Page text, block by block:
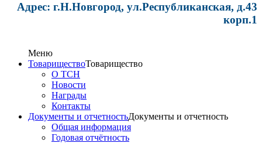
Адрес: г.Н.Новгород, ул.Республиканская, д.43
корп.1
Меню
ТовариществоТоварищество
О ТСН
Новости
Награды
Контакты
Документы и отчетностьДокументы и отчетность
Общая информация
Годовая отчётность